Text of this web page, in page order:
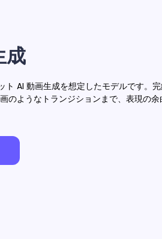
成
AI 動画生成を想定したモデルです。完
のようなトランジションまで、表現の